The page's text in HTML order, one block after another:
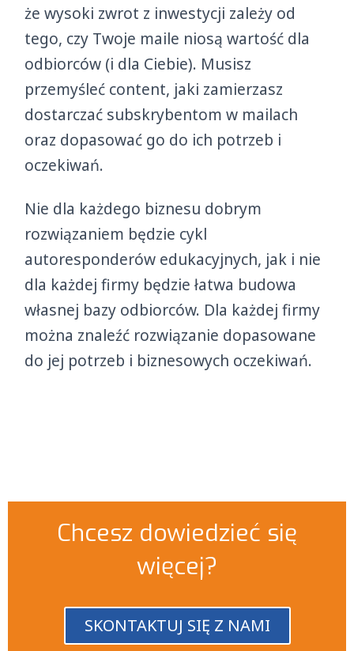
że wysoki zwrot z inwestycji zależy od
tego, czy Twoje maile niosą wartość dla
odbiorców (i dla Ciebie). Musisz
przemyśleć content, jaki zamierzasz
dostarczać subskrybentom w mailach
oraz dopasować go do ich potrzeb i
oczekiwań.
Nie dla każdego biznesu dobrym
rozwiązaniem będzie cykl
autoresponderów edukacyjnych, jak i nie
dla każdej firmy będzie łatwa budowa
własnej bazy odbiorców. Dla każdej firmy
można znaleźć rozwiązanie dopasowane
do jej potrzeb i biznesowych oczekiwań.
Chcesz dowiedzieć się
więcej?
SKONTAKTUJ SIĘ Z NAMI